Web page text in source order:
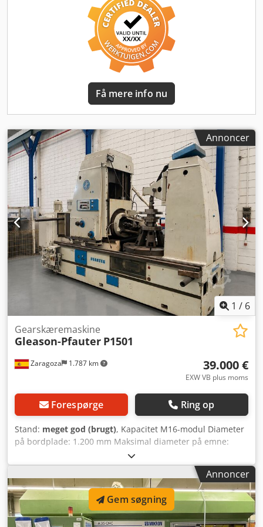
henhold til tegning / kundeaccept, eller om en korrektion
eller efterbearbejdning er nødvendig. Tandre hjulene er
altid blevet videresendt til RZ 1000 REISHAUER og derefter
slebet. En overhaling af C-aksen anbefales dog stadig. Her
foreligger et tilbud fra GLEASON PFAUTER LUDWIGSBURG.
Få mere info nu
Annoncer
1 / 6
Zaragoza 1.787 km
Gearskæremaskine
Gleason-Pfauter P1501
39.000 €
EXW VB plus moms
Forespørge Ring op
Stand: meget god (brugt), Kapacitet M16-modul Diameter
på bordplade: 1.200 mm Maksimal diameter på emne:
1.500 mm Slaglængde på fræseslæden: 600 mm Crsdszql
Ufepfx Adkof Diameter på hul i bordet: 250 mm
Annoncer
Gem søgning